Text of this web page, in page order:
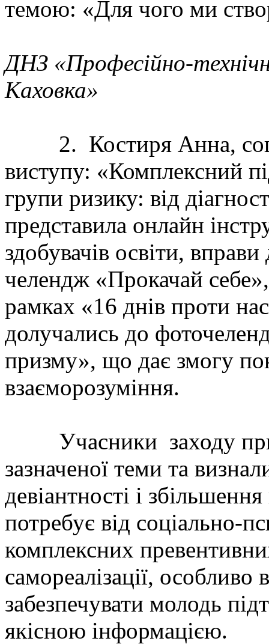
темою: «Для чого ми
ДНЗ «Професійно-
Каховка»
2. Костиря Анна,
виступу: «Комплексний
групи ризику: від
представила онлайн
здобувачів освіти,
челендж «Прокачай
рамках «16 днів проти
долучались до
призму», що дає змогу
взаєморозуміння.
Учасники заходу
зазначеної теми та
девіантності і
потребує від соціально-
комплексних
самореалізації,
забезпечувати молодь
якісною інформацією.